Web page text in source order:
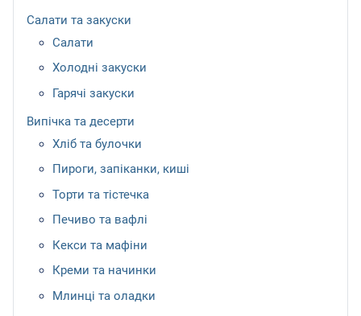
Салати та закуски
Салати
Холодні закуски
Гарячі закуски
Випічка та десерти
Хліб та булочки
Пироги, запіканки, киші
Торти та тістечка
Печиво та вафлі
Кекси та мафіни
Креми та начинки
Млинці та оладки